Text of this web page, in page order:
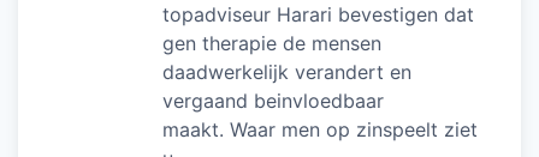
topadviseur Harari bevestigen dat
gen therapie de mensen
daadwerkelijk verandert en
vergaand beinvloedbaar
maakt. Waar men op zinspeelt ziet